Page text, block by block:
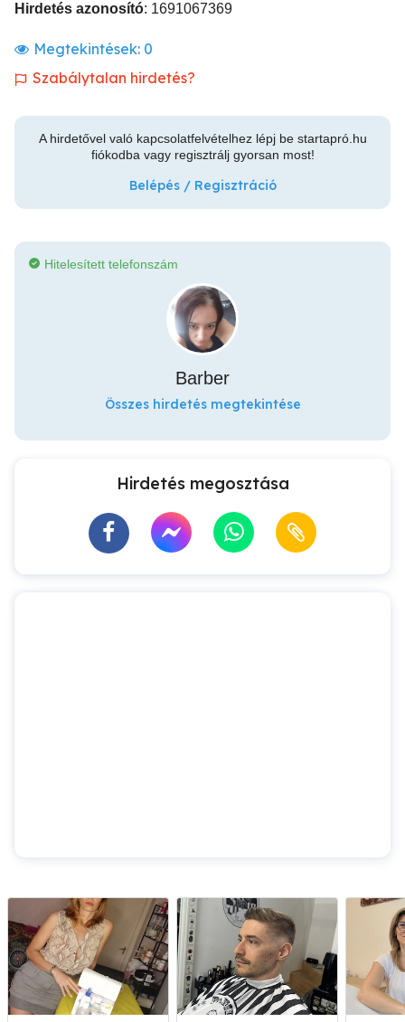
Hirdetés azonosító: 1691067369
Megtekintések: 0
Szabálytalan hirdetés?
A hirdetővel való kapcsolatfelvételhez lépj be startapró.hu
fiókodba vagy regisztrálj gyorsan most!
Belépés / Regisztráció
Hitelesített telefonszám
Barber
Összes hirdetés megtekintése
Hirdetés megosztása